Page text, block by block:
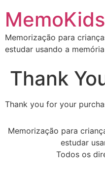
MemoKids
Memorização para
estudar usando a memória
Thank
Thank you for your
Memorização para
estudar
Todos os